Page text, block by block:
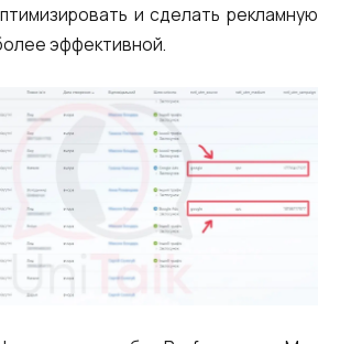
и сделать рекламную
эффективной.
партнеру
Драйв